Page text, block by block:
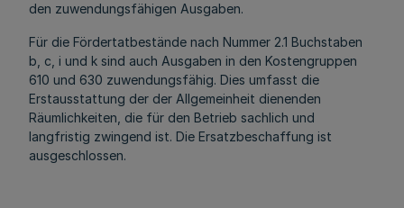
den zuwendungsfähigen Ausgaben.
Für die Fördertatbestände nach Nummer 2.1 Buchstaben
b, c, i und k sind auch Ausgaben in den Kostengruppen
610 und 630 zuwendungsfähig. Dies umfasst die
Erstausstattung der der Allgemeinheit dienenden
Räumlichkeiten, die für den Betrieb sachlich und
langfristig zwingend ist. Die Ersatzbeschaffung ist
ausgeschlossen.